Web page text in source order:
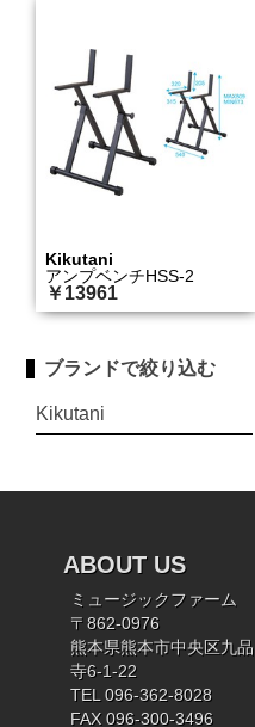
Kikutani
アンプベンチHSS-2
￥13961
ブランドで絞り込む
Kikutani
ABOUT US
ミュージックファーム
〒862-0976
熊本県熊本市中央区九品
寺6-1-22
TEL 096-362-8028
FAX 096-300-3496